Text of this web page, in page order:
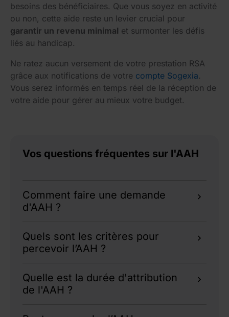
besoins des bénéficiaires. Que vous soyez en activité
ou non, cette aide reste un levier crucial pour
garantir un revenu minimal et surmonter les défis
liés au handicap.
Ne ratez aucun versement de votre prestation RSA
grâce aux notifications de votre compte Sogexia.
Vous serez informés en temps réel de la réception de
votre aide pour gérer au mieux votre budget.
Vos questions fréquentes sur l'AAH
Comment faire une demande
d'AAH ?
dossier avec le formulaire Cerfa, un certificat
médical et vos justificatifs, puis déposez-le
Quels sont les critères pour
percevoir l’AAH ?
moins 50 %, résider en France, et avoir des
ressources inférieures aux plafonds fixés.
Quelle est la durée d'attribution
de l'AAH ?